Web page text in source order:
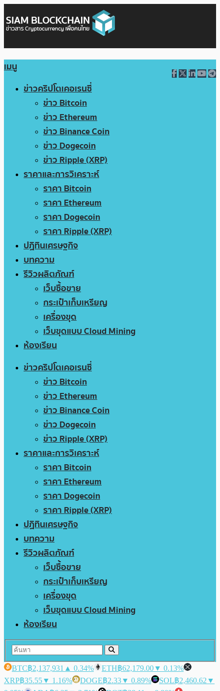
เมนู
ข่าวคริปโตเคอเรนซี่
ข่าว Bitcoin
ข่าว Ethereum
ข่าว Binance Coin
ข่าว Dogecoin
ข่าว Ripple (XRP)
ราคาและการวิเคราะห์
ราคา Bitcoin
ราคา Ethereum
ราคา Dogecoin
ราคา Ripple (XRP)
ปฏิทินเศรษฐกิจ
บทความ
รีวิวผลิตภัณฑ์
เว็บซื้อขาย
กระเป๋าเก็บเหรียญ
เครื่องขุด
เว็บขุดแบบ Cloud Mining
ห้องเรียน
ข่าวคริปโตเคอเรนซี่
ข่าว Bitcoin
ข่าว Ethereum
ข่าว Binance Coin
ข่าว Dogecoin
ข่าว Ripple (XRP)
ราคาและการวิเคราะห์
ราคา Bitcoin
ราคา Ethereum
ราคา Dogecoin
ราคา Ripple (XRP)
ปฏิทินเศรษฐกิจ
บทความ
รีวิวผลิตภัณฑ์
เว็บซื้อขาย
กระเป๋าเก็บเหรียญ
เครื่องขุด
เว็บขุดแบบ Cloud Mining
ห้องเรียน
BTC฿2,137,931 ▲ 0.34% ETH฿62,179.00▼ 0.13%
XRP฿35.55▼ 1.16% DOGE฿2.33▼ 0.89% SOL฿2,460.62 ▼